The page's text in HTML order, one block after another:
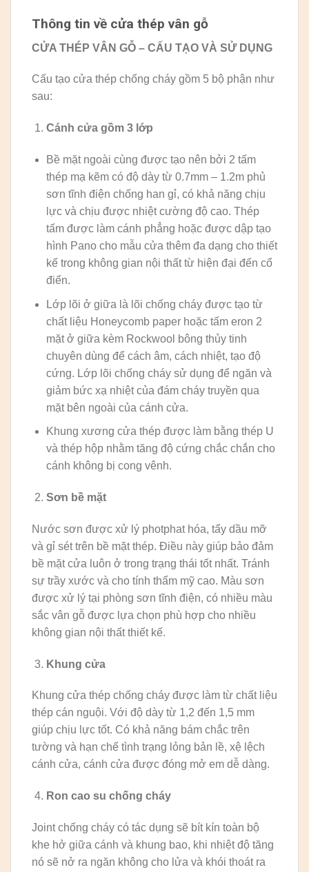
Thông tin về cửa thép vân gỗ
CỬA THÉP VÂN GỖ – CẤU TẠO VÀ SỬ DỤNG
Cấu tạo cửa thép chống cháy gồm 5 bộ phận như
sau:
Cánh cửa gồm 3 lớp
Bề mặt ngoài cùng được tạo nên bởi 2 tấm
thép mạ kẽm có độ dày từ 0.7mm – 1.2m phủ
sơn tĩnh điện chống han gỉ, có khả năng chịu
lực và chịu được nhiệt cường độ cao. Thép
tấm được làm cánh phẳng hoặc được dập tạo
hình Pano cho mẫu cửa thêm đa dạng cho thiết
kế trong không gian nội thất từ hiện đại đến cổ
điển.
Lớp lõi ở giữa là lõi chống cháy được tạo từ
chất liệu Honeycomb paper hoặc tấm eron 2
mặt ở giữa kèm Rockwool bông thủy tinh
chuyên dùng để cách âm, cách nhiệt, tạo độ
cứng. Lớp lõi chống cháy sử dụng để ngăn và
giảm bức xạ nhiệt của đám cháy truyền qua
mặt bên ngoài của cánh cửa.
Khung xương cửa thép được làm bằng thép U
và thép hộp nhằm tăng độ cứng chắc chắn cho
cánh không bị cong vênh.
Sơn bề mặt
Nước sơn được xử lý photphat hóa, tẩy dầu mỡ
và gỉ sét trên bề mặt thép. Điều này giúp bảo đảm
bề mặt cửa luôn ở trong trạng thái tốt nhất. Tránh
sự trầy xước và cho tính thẩm mỹ cao. Màu sơn
được xử lý tại phòng sơn tĩnh điện, có nhiều màu
sắc vân gỗ được lựa chọn phù hợp cho nhiều
không gian nội thất thiết kế.
Khung cửa
Khung cửa thép chống cháy được làm từ chất liệu
thép cán nguội. Với độ dày từ 1,2 đến 1,5 mm
giúp chịu lực tốt. Có khả năng bám chắc trên
tường và hạn chế tình trạng lỏng bản lề, xệ lệch
cánh cửa, cánh cửa được đóng mở em dễ dàng.
Ron cao su chống cháy
Joint chống cháy có tác dụng sẽ bít kín toàn bộ
khe hở giữa cánh và khung bao, khi nhiệt độ tăng
nó sẽ nở ra ngăn không cho lửa và khói thoát ra